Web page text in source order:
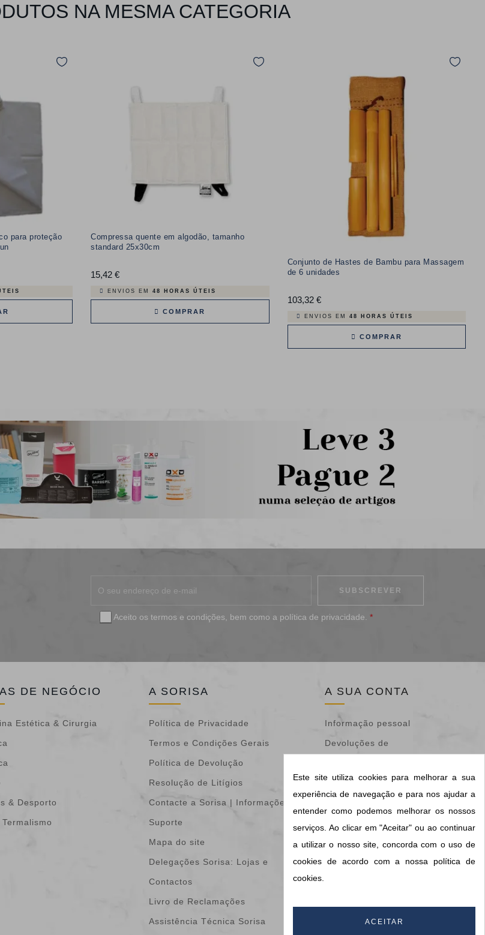
NA MESMA CATEGORIA
para proteção
Compressa quente em algodão, tamanho
standard 25x30cm
15,42 €Preço
ENVIOS EM 48 HORAS ÚTEIS
COMPRAR
Conjunto de Hastes de Bambu para Massagem
de 6 unidades
103,32 €Preço
ENVIOS EM 48 HORAS ÚTEIS
COMPRAR
Aceito os termos e condições , bem como a política de privacidade *
DE NEGÓCIO
Estética & Cirurgia
& Desporto
Termalismo
A SORISA
Política de Privacidade
Termos e Condições Gerais
Política de Devolução
Resolução de Litígios
Contacte a Sorisa | Informações &
Suporte
Mapa do site
Delegações Sorisa: Lojas e
Contactos
Livro de Reclamações
Assistência Técnica Sorisa
A SUA CONTA
Informação pessoal
Devoluções de
Encomendas
Notas de crédito
Vales de desconto
Os meus alertas
Informações do meu
Este site utiliza cookies para melhorar a sua
experiência de navegação e para nos ajudar a
entender como podemos melhorar os nossos
serviços. Ao clicar em "Aceitar" ou ao continuar
a utilizar o nosso site, concorda com o uso de
cookies de acordo com a nossa política de
cookies.
ACEITAR